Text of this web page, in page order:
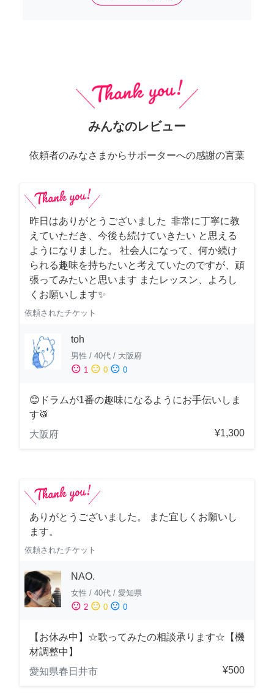
みんなのレビュー
依頼者のみなさまからサポーターへの感謝の言葉
昨日はありがとうございました 非常に丁寧に教
えていただき、今後も続けていきたい と思える
ようになりました。 社会人になって、何か続け
られる趣味を持ちたいと考えていたのですが、頑
張ってみたいと思います またレッスン、よろし
くお願いします✨
依頼されたチケット
toh
男性 / 40代 / 大阪府
sentiment_satisfied 1 sentiment_neutral 0 sentiment_dissatisfied 0
😊ドラムが1番の趣味になるようにお手伝いしま
す🥁
大阪府
¥1,300
ありがとうございました。 また宜しくお願いし
ます。
依頼されたチケット
NAO.
女性 / 40代 / 愛知県
sentiment_satisfied 2 sentiment_neutral 0 sentiment_dissatisfied 0
【お休み中】☆歌ってみたの相談承ります☆【機
材調整中】
愛知県春日井市
¥500